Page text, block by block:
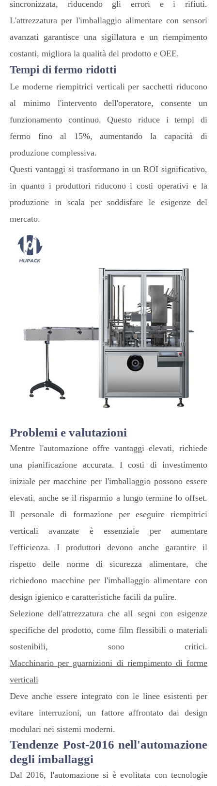
sincronizzata, riducendo gli errori e i rifiuti.
L'attrezzatura per l'imballaggio alimentare con sensori
avanzati garantisce una sigillatura e un riempimento
costanti, migliora la qualità del prodotto e OEE.
Tempi di fermo ridotti
Le moderne riempitrici verticali per sacchetti riducono
al minimo l'intervento dell'operatore, consente un
funzionamento continuo. Questo riduce i tempi di
fermo fino al 15%, aumentando la capacità di
produzione complessiva.
Questi vantaggi si trasformano in un ROI significativo,
in quanto i produttori riducono i costi operativi e la
produzione in scala per soddisfare le esigenze del
mercato.
Problemi e valutazioni
Mentre l'automazione offre vantaggi elevati, richiede
una pianificazione accurata. I costi di investimento
iniziale per macchine per l'imballaggio possono essere
elevati, anche se il risparmio a lungo termine lo offset.
Il personale di formazione per eseguire riempitrici
verticali avanzate è essenziale per aumentare
l'efficienza. I produttori devono anche garantire il
rispetto delle norme di sicurezza alimentare, che
richiedono macchine per l'imballaggio alimentare con
design igienico e caratteristiche facili da pulire.
Selezione dell'attrezzatura che alI segni con esigenze
specifiche del prodotto, come film flessibili o materiali
sostenibili, sono critici.
Macchinario per guarnizioni di riempimento di forme
verticali
Deve anche essere integrato con le linee esistenti per
evitare interruzioni, un fattore affrontato dai design
modulari nei sistemi moderni.
Tendenze Post-2016 nell'automazione
degli imballaggi
Dal 2016, l'automazione si è evolitata con tecnologie